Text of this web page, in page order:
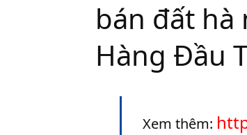
bán đất hà
Hàng Đầu
Xem thêm: